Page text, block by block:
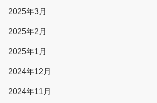
2025年3月
2025年2月
2025年1月
2024年12月
2024年11月